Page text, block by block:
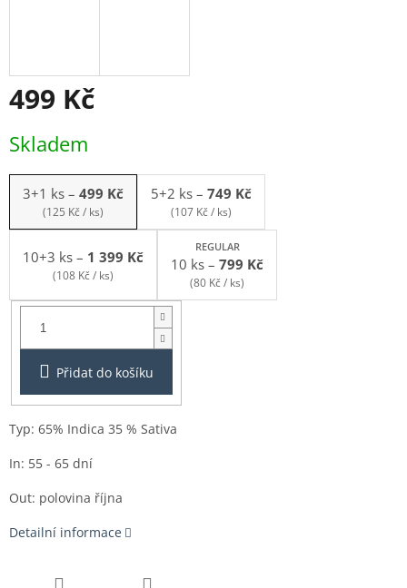
499 Kč
cena:
Skladem
3+1 ks – 499 Kč
(125 Kč / ks)
5+2 ks – 749 Kč
(107 Kč / ks)
10+3 ks – 1 399 Kč
(108 Kč / ks)
REGULAR
10 ks – 799 Kč
(80 Kč / ks)
Balení:
3+1ks
Přidat do košíku
Typ: 65% Indica 35 % Sativa
In: 55 - 65 dní
Out: polovina října
Detailní informace